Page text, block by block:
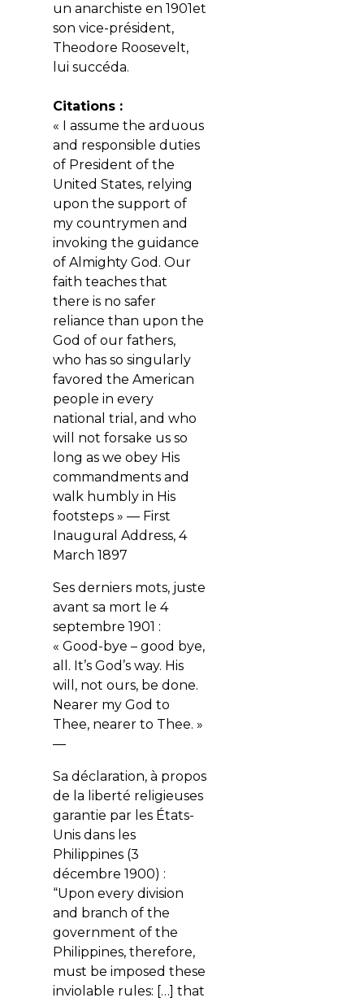
un anarchiste en 1901et
son vice-président,
Theodore Roosevelt,
lui succéda.
Citations :
« I assume the arduous
and responsible duties
of President of the
United States, relying
upon the support of
my countrymen and
invoking the guidance
of Almighty God. Our
faith teaches that
there is no safer
reliance than upon the
God of our fathers,
who has so singularly
favored the American
people in every
national trial, and who
will not forsake us so
long as we obey His
commandments and
walk humbly in His
footsteps » — First
Inaugural Address, 4
March 1897
Ses derniers mots, juste
avant sa mort le 4
septembre 1901 :
« Good-bye – good bye,
all. It’s God’s way. His
will, not ours, be done.
Nearer my God to
Thee, nearer to Thee. »
—
Sa déclaration, à propos
de la liberté religieuses
garantie par les États-
Unis dans les
Philippines (3
décembre 1900) :
“Upon every division
and branch of the
government of the
Philippines, therefore,
must be imposed these
inviolable rules: […] that